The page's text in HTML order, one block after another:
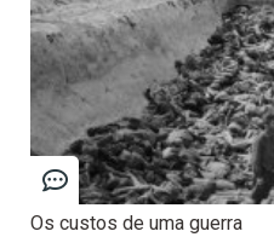
Os custos de uma guerra